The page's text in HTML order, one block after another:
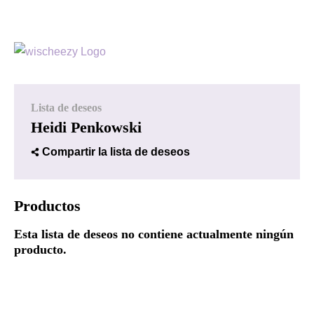
Lista de deseos
Heidi Penkowski
Compartir la lista de deseos
Productos
Esta lista de deseos no contiene actualmente ningún
producto.